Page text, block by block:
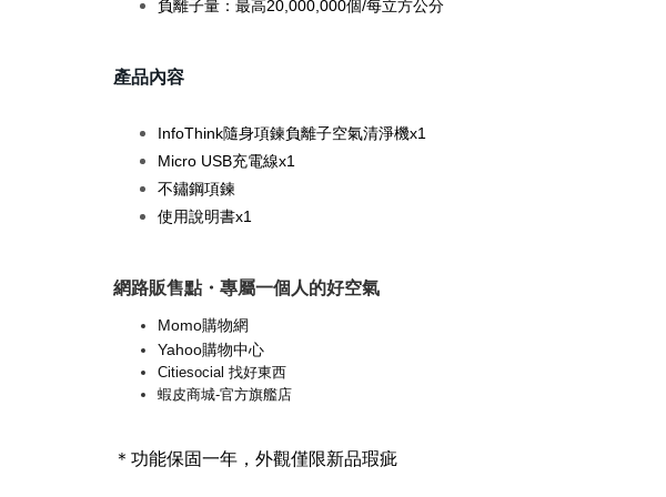
負離子量：最高20,000,000個/每立方公分
產品內容
InfoThink隨身項鍊負離子空氣清淨機x1
Micro USB充電線x1
不鏽鋼項鍊
使用說明書x1
網路販售點・專屬一個人的好空氣
Momo購物網
Yahoo購物中心
Citiesocial 找好東西
蝦皮商城-官方旗艦店
＊功能保固一年，外觀僅限新品瑕疵